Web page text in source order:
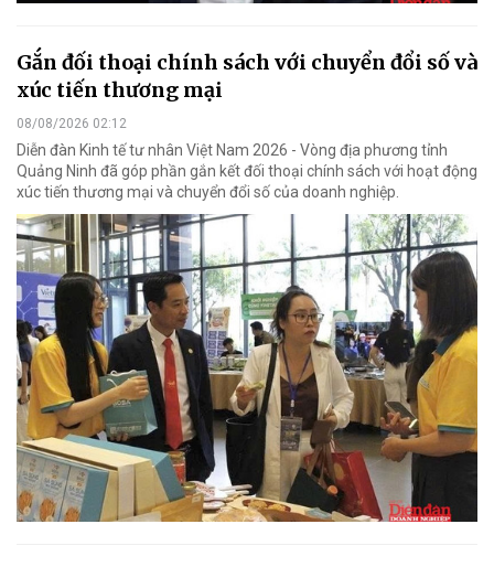
Gắn đối thoại chính sách với chuyển đổi số và
xúc tiến thương mại
08/08/2026 02:12
Diễn đàn Kinh tế tư nhân Việt Nam 2026 - Vòng địa phương tỉnh
Quảng Ninh đã góp phần gắn kết đối thoại chính sách với hoạt động
xúc tiến thương mại và chuyển đổi số của doanh nghiệp.